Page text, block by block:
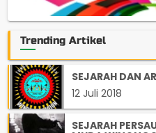
Trending Artikel
SEJARAH DAN
12 Juli 2018
SEJARAH